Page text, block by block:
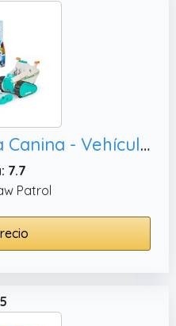
Paw Patrol Patrulla Canina - Vehículo Quitanieves, Chickaletta Y Accesorios - Patrulla Canina Juguetes - Juegos Infantiles - Regalo Niño 3 años + - Juguetes Niños 3 años
7.7
Patrol